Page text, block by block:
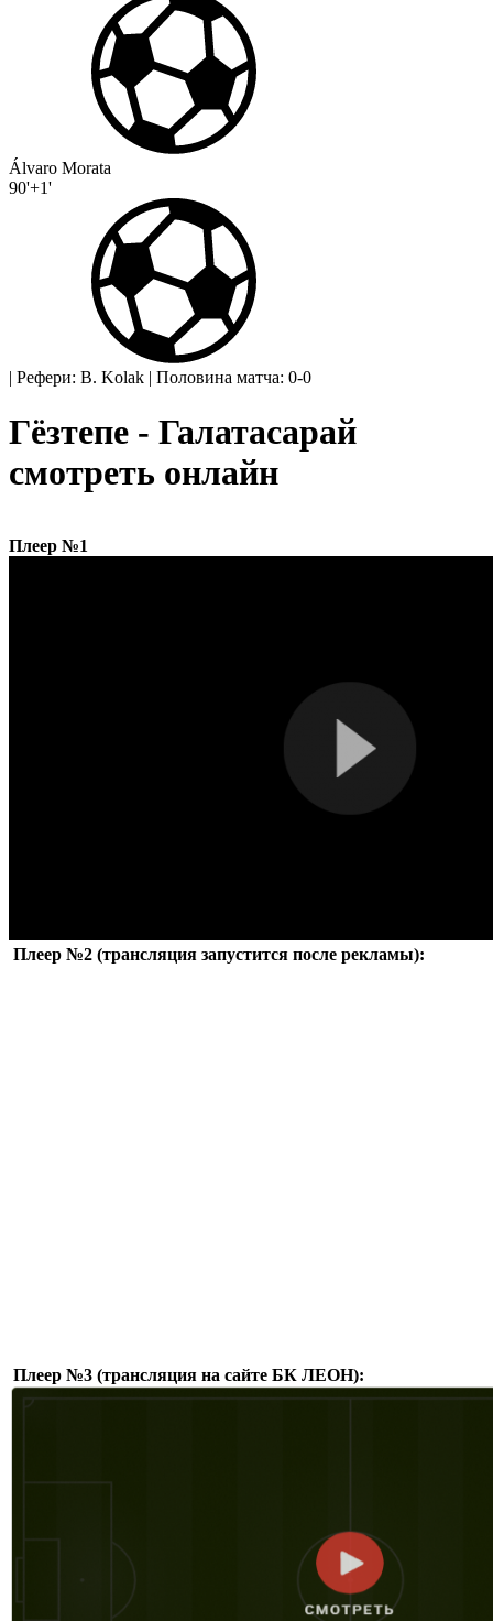
Álvaro Morata
90'+1'
| Рефери: B. Kolak | Половина матча: 0-0
Гёзтепе - Галатасарай
смотреть онлайн
Плеер №1
Плеер №2 (трансляция запустится после рекламы):
Плеер №3 (трансляция на сайте БК ЛЕОН):